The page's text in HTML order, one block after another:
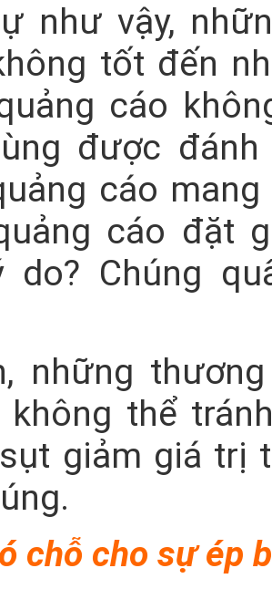
như vậy,
tốt đến
cáo
được
cáo
cáo đặt
do? Chúng
những
không thể
giảm giá trị
chỗ cho sự ép